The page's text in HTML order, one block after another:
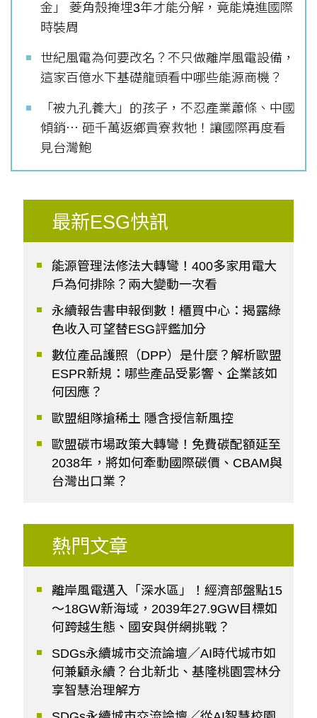
金」 菱角殼掩埋3年才能分解，竟能燒進國際
時裝周
世紀風電為何要改名？不只做離岸風電設備，
這家百億水下基礎龍頭看中哪些能源商機？
「被九孔養大」的孩子，不忍產業蕭條、中國
傾銷⋯ 砸千萬返鄉貢寮救牠！讓國際再度看
見台灣鮑
最新ESG快訊
能源管理法修法大轉彎！400多家用電大
戶為何排除？兩大變動一次看
永續報告書申報倒數！櫃買中心：揭露綠
色收入可望替ESG評鑑加分
數位產品護照（DPP）是什麼？解析歐盟
ESPR新規：哪些產品受影響、企業該如
何因應？
歐盟組隊搶稀土 隱含授信新風控
歐盟碳市場政策大轉彎！免費碳配額延至
2038年，將如何牽動國際碳價、CBAM與
台灣出口業？
熱門文章
離岸風電邁入「深水區」！經濟部盤點15
～18GW新海域，2039年27.9GW目標如
何跨越生態、國安與併網挑戰？
SDGs永續城市交流論壇／AI時代城市如
何兼顧永續？台北新北、基隆桃園雲林分
享智慧治理解方